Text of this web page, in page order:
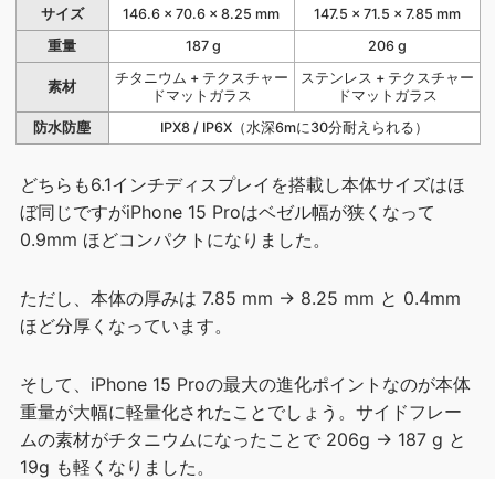
サイズ
146.6 × 70.6 × 8.25 mm
147.5 × 71.5 × 7.85 mm
重量
187 g 206 g
素材
チタニウム + テクスチャー
ドマットガラス
ステンレス + テクスチャー
ドマットガラス
防水防塵
IPX8 / IP6X（水深6mに30分耐えられる）
どちらも6.1インチディスプレイを搭載し本体サイズはほ
ぼ同じですがiPhone 15 Proはベゼル幅が狭くなって
0.9mm ほどコンパクトになりました。
ただし、本体の厚みは 7.85 mm → 8.25 mm と 0.4mm
ほど分厚くなっています。
そして、iPhone 15 Proの最大の進化ポイントなのが本体
重量が大幅に軽量化されたことでしょう。サイドフレー
ムの素材がチタニウムになったことで 206g → 187 g と
19g も軽くなりました。